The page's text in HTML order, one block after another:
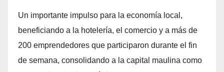
Un importante impulso para la economía local,
beneficiando a la hotelería, el comercio y a más de
200 emprendedores que participaron durante el fin
de semana, consolidando a la capital maulina como